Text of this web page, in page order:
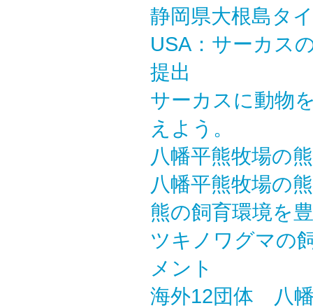
静岡県大根島タ
USA：サーカス
提出
サーカスに動物
えよう。
八幡平熊牧場の
八幡平熊牧場の
熊の飼育環境を
ツキノワグマの
メント
海外12団体 八